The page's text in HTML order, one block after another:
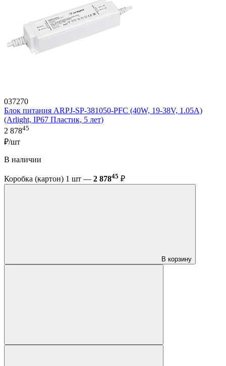
037270
Блок питания ARPJ-SP-381050-PFC (40W, 19-38V, 1.05A)
(Arlight, IP67 Пластик, 5 лет)
2 87845
₽/шт
В наличии
Коробка (картон) 1 шт — 2 87845 ₽
В корзину